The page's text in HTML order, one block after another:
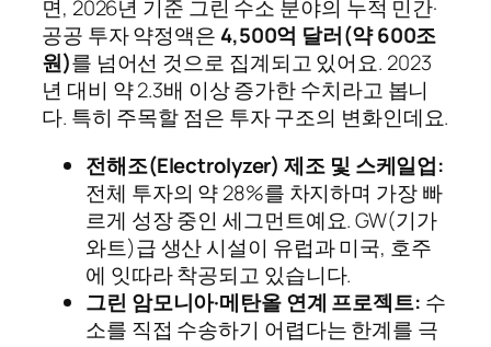
면, 2026년 기준 그린 수소 분야의 누적 민간·
공공 투자 약정액은 4,500억 달러(약 600조
원)를 넘어선 것으로 집계되고 있어요. 2023
년 대비 약 2.3배 이상 증가한 수치라고 봅니
다. 특히 주목할 점은 투자 구조의 변화인데요.
전해조(Electrolyzer) 제조 및 스케일업:
전체 투자의 약 28%를 차지하며 가장 빠
르게 성장 중인 세그먼트예요. GW(기가
와트)급 생산 시설이 유럽과 미국, 호주
에 잇따라 착공되고 있습니다.
그린 암모니아·메탄올 연계 프로젝트: 수
소를 직접 수송하기 어렵다는 한계를 극